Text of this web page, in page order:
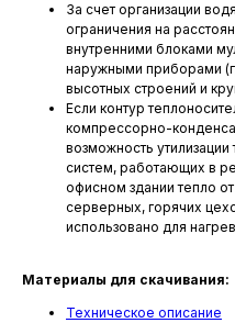
За счет организации
ограничения на
внутренними блоками
наружными приборами
высотных строений и
Если контур
компрессорно-
возможность
систем, работающих в
офисном здании тепло
серверных, горячих
использовано для
Материалы для скачивания:
Техническое описание